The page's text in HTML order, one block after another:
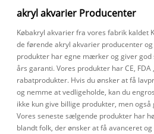
akryl akvarier Producenter
Købakryl akvarier fra vores fabrik kaldet
de førende akryl akvarier producenter
produkter har egne mærker og giver
års garanti. Vores produkter har CE,
rabatprodukter. Hvis du ønsker at få
og nemme at vedligeholde, kan du
ikke kun give billige produkter, men
Vores seneste sælgende produkter har
blandt folk, der ønsker at få avanceret